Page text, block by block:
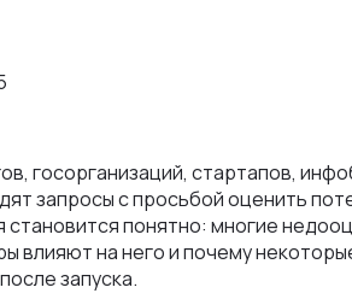
госорганизаций, стартапов,
запросы с просьбой оценить
понятно: многие
влияют на него и почему
запуска.